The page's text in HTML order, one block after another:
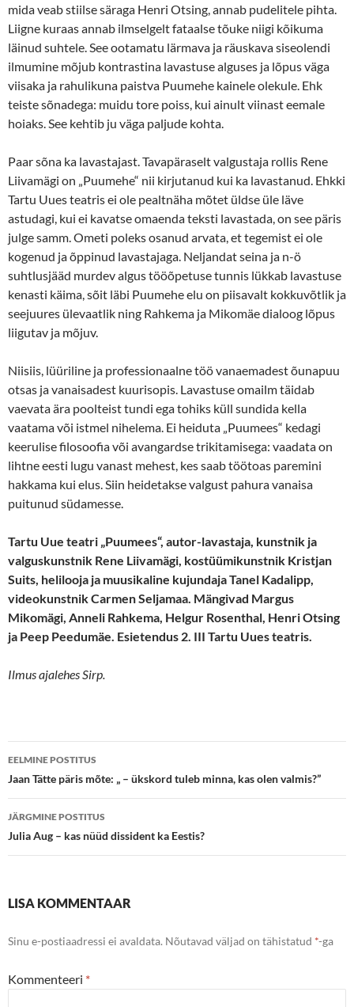
mida veab stiilse säraga Henri Otsing, annab pudelitele pihta.
Liigne kuraas annab ilmselgelt fataalse tõuke niigi kõikuma
läinud suhtele. See ootamatu lärmava ja räuskava siseolendi
ilmumine mõjub kontrastina lavastuse alguses ja lõpus väga
viisaka ja rahulikuna paistva Puumehe kainele olekule. Ehk
teiste sõnadega: muidu tore poiss, kui ainult viinast eemale
hoiaks. See kehtib ju väga paljude kohta.
Paar sõna ka lavastajast. Tavapäraselt valgustaja rollis Rene
Liivamägi on „Puumehe“ nii kirjutanud kui ka lavastanud. Ehkki
Tartu Uues teatris ei ole pealtnäha mõtet üldse üle läve
astudagi, kui ei kavatse omaenda teksti lavastada, on see päris
julge samm. Ometi poleks osanud arvata, et tegemist ei ole
kogenud ja õppinud lavastajaga. Neljandat seina ja n-ö
suhtlusjääd murdev algus tööõpetuse tunnis lükkab lavastuse
kenasti käima, sõit läbi Puumehe elu on piisavalt kokkuvõtlik ja
seejuures ülevaatlik ning Rahkema ja Mikomäe dialoog lõpus
liigutav ja mõjuv.
Niisiis, lüüriline ja professionaalne töö vanaemadest õunapuu
otsas ja vanaisadest kuurisopis. Lavastuse omailm täidab
vaevata ära poolteist tundi ega tohiks küll sundida kella
vaatama või istmel nihelema. Ei heiduta „Puumees“ kedagi
keerulise filosoofia või avangardse trikitamisega: vaadata on
lihtne eesti lugu vanast mehest, kes saab töötoas paremini
hakkama kui elus. Siin heidetakse valgust pahura vanaisa
puitunud südamesse.
Tartu Uue teatri „Puumees“, autor-lavastaja, kunstnik ja
valguskunstnik Rene Liivamägi, kostüümikunstnik Kristjan
Suits, helilooja ja muusikaline kujundaja Tanel Kadalipp,
videokunstnik Carmen Seljamaa. Mängivad Margus
Mikomägi, Anneli Rahkema, Helgur Rosenthal, Henri Otsing
ja Peep Peedumäe. Esietendus 2. III Tartu Uues teatris.
Ilmus ajalehes Sirp.
Postituste
töölaud
EELMINE POSTITUS
Jaan Tätte päris mõte: „ – ükskord tuleb minna, kas olen valmis?”
JÄRGMINE POSTITUS
Julia Aug – kas nüüd dissident ka Eestis?
LISA KOMMENTAAR
Sinu e-postiaadressi ei avaldata. Nõutavad väljad on tähistatud *-ga
Kommenteeri *